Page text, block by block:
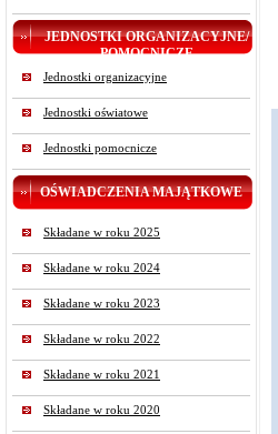
JEDNOSTKI ORGANIZACYJNE/
POMOCNICZE
Jednostki organizacyjne
Jednostki oświatowe
Jednostki pomocnicze
OŚWIADCZENIA MAJĄTKOWE
Składane w roku 2025
Składane w roku 2024
Składane w roku 2023
Składane w roku 2022
Składane w roku 2021
Składane w roku 2020